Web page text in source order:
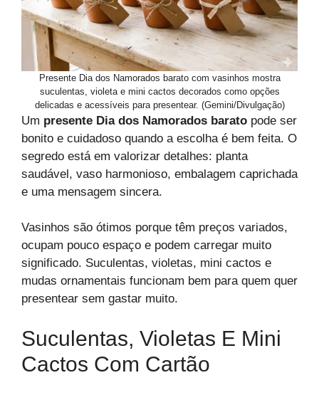
Presente Dia dos Namorados barato com vasinhos mostra
suculentas, violeta e mini cactos decorados como opções
delicadas e acessíveis para presentear. (Gemini/Divulgação)
Um presente Dia dos Namorados barato pode ser
bonito e cuidadoso quando a escolha é bem feita. O
segredo está em valorizar detalhes: planta
saudável, vaso harmonioso, embalagem caprichada
e uma mensagem sincera.
Vasinhos são ótimos porque têm preços variados,
ocupam pouco espaço e podem carregar muito
significado. Suculentas, violetas, mini cactos e
mudas ornamentais funcionam bem para quem quer
presentear sem gastar muito.
Suculentas, Violetas E Mini
Cactos Com Cartão